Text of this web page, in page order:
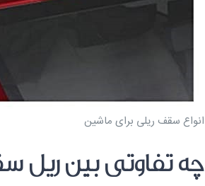
انواع سقف ریلی برای ماشین
چه تفاوتی بین